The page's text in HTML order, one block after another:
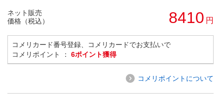
ネット販売
価格（税込）
8410 円
コメリカード番号登録、コメリカードでお支払いで
コメリポイント ： 6ポイント獲得
コメリポイントについて